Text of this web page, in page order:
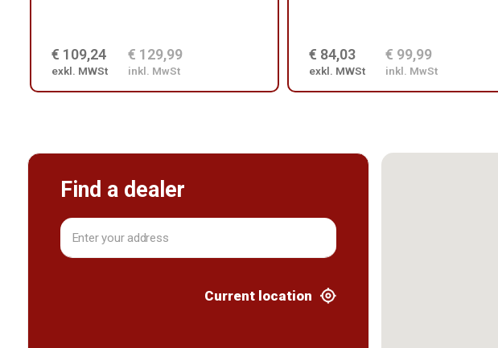
€ 109,24
exkl. MWSt
€ 129,99
inkl. MwSt
€ 84,03
exkl. MWSt
€ 99,99
inkl. MwSt
Find a dealer
Current location